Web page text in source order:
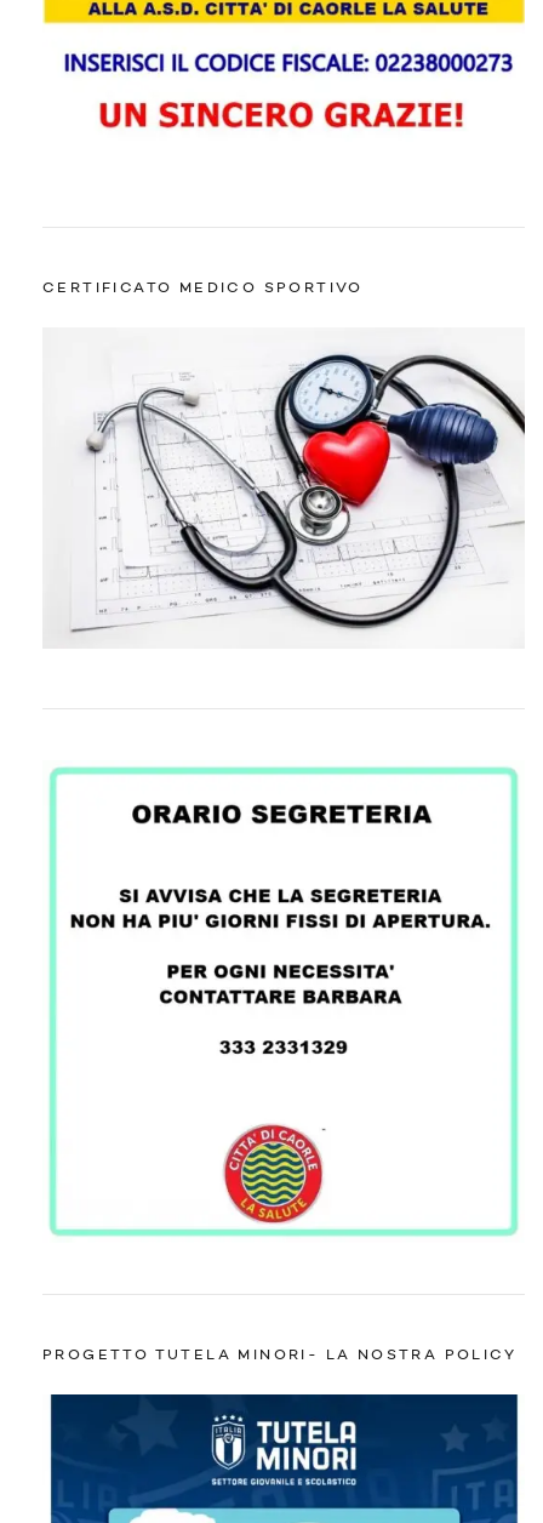
CERTIFICATO MEDICO SPORTIVO
PROGETTO TUTELA MINORI- LA NOSTRA POLICY